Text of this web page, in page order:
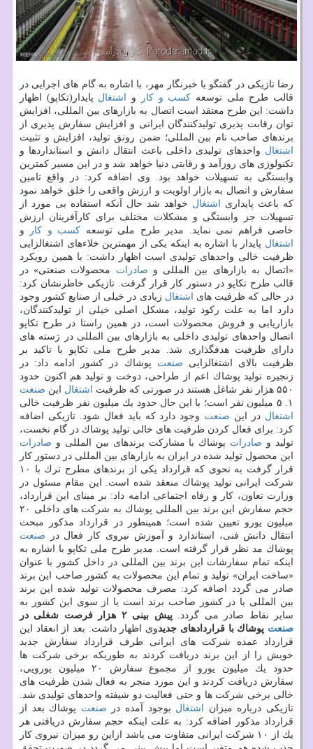
رضا تازیكی در گفتگو با خبرنگار مهر، با اشاره به گام های اجرایی در
قالب طرح ملی توسعه كسب و كار و اشتغال پایدار(تكاپو) اظهار
داشت: این طرح معتقد است اتصال به بازارهای بین المللی، افزایش
توان رقابت پذیری تولیدكنندگان ایرانی و افزایش سفارش پذیری از
برندهای صاحب نام بین المللی؛ ضمن رونق تولید، افزایش و تثبیت
اشتغال واحدهای تولیدی داخلی باعث انتقال دانش و استانداردها و
تكنولوژی های روزآمد و رقابتی دنیا خواهد شد و در این مسیر كمترین
وابستگی به تسهیلات خواهد بود. وی اضافه كرد: در واقع تامین
سفارش و اتصال به بازار اولویت و ارزش واقعی را خلق خواهد نمود
كه باعث پایداری
اشتغال خواهد شد حال آنكه استفاده بی مورد از
تسهیلات جز وابستگی و مشكلات مختلف برای كارآفرینان ارزش
خاصی فراهم نمی نماید. مدیر طرح ملی توسعه كسب و كار
و
اشتغال پایدار با اشاره به اینكه یكی از مهمترین خلاءهای اشتغالزایی
ظرفیت خالی واحدهای تولیدی است اظهار داشت: با همین رویكرد
«اتصال به بازارهای بین المللی و صادرات محصولات صنعتی» در
قالب طرح تكاپو در دستور كار قرار گرفت. تازیكی خاطرنشان كرد:
در حالی كه ظرفیت های
اشتغال زیادی در خیلی از صنایع كشور وجود
دارد اما به علت ركود تولید، مشكل اصلی خیلی از تولیدكنندگان،
بازاریابی و فروش محصولات است، در همین راستا در طرح تكاپو
اتصال واحدهای تولیدی داخلی به بازارهای بین المللی در رَسته های
دارای ظرفیت هدفگذاری شد. مدیر طرح ملی تكاپو با تاكید بر
ظرفیت بالای اشتغالزایی صنعت پوشاك در كشور ادامه داد: در
زنجیره تولید پوشاك اعم از طراحی، دوخت و تولید هم اكنون حدود
۵۵۰ هزار نفر شاغل هستند در صورتی كه ظرفیت
اشتغال این صنعت
۱. ۵ میلیون نفر است؛ با این حال حدود یك میلیون نفر ظرفیت خالی
اشتغال در این صنعت وجود دارد كه باید فعال شود. تازیكی اضافه
كرد: برای فعال كردن ظرفیت های خالی تولید پوشاك در گام نخست،
تولید و صادرات پوشاك با مشاركت برندهای بین المللی و صادرات
این محصول تولید شده در ایران به بازارهای بین المللی در دستور كار
قرار گرفت به نحوی كه قرارداد یكی از برندهای مطرح ترك با ۱۰
شركت ایرانی تولید پوشاك منعقد شده است. این مقام مسئول در
وزارت تعاون، كار و رفاه اجتماعی ادامه داد: بر مبنای این قرارداد،
حجم سفارش این برند بین المللی پوشاك به شركت های داخلی ۲۰
میلیون یورو تعیین شده است؛ همینطور در قرارداد مذكور مبحث
انتقال دانش فنی، استاندارد و آموزش نیروی كار فعال در صنعت
پوشاك مد نظر قرار گرفته است. مدیر طرح ملی تكاپو با اشاره به
اینكه تمام سفارشات این برند بین المللی در داخل كشور با عنوان
«ساخت ایران» تولید و تمام این محصولات به كشور صاحب این برند
صادر می گردد اضافه كرد: مصرف محصولات تولید شده این برند
بین المللی یا در كشور صاحب برند است یا از سوی این كشور به
سایر نقاط صادر می گردد.پیش بینی ۲ هزار فرصت شغلی در
صنعت پوشاك با قراردادهای جدیدوی اظهار داشت: بعد از انعقاد این
قرارداد عمده شركت های ایرانی طرف قرارداد سفارش جدید
خویش را از این برند دریافت كردند به طوریكه برخی شركت ها
حدود یك میلیون یورو از مجموع سفارش ۲۰ میلیون یورویی،
سفارش دریافت كردند و این مورد منجر به فعال شدن ظرفیت های
خالی برخی شركت ها و حتی فعالیت دو شیفته واحدهای تولیدی شد.
تازیكی درباره میزان
اشتغال بوجود آمده در صنعت پوشاك بعد از
قرارداد مذكور اضافه كرد: به علت اینكه حجم سفارش دریافتی هر
یك از ۱۰ شركت ایرانی متفاوت می باشد ازاین رو میزان نیروی كار